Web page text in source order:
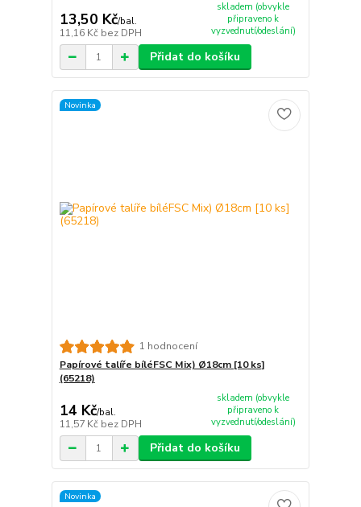
13,50 Kč/bal.
11,16 Kč bez DPH
skladem (obvykle
připraveno k
vyzvednutí/odeslání)
Přidat do košíku
Novinka
1 hodnocení
Papírové talíře bíléFSC Mix) Ø18cm [10 ks]
(65218)
14 Kč/bal.
11,57 Kč bez DPH
skladem (obvykle
připraveno k
vyzvednutí/odeslání)
Přidat do košíku
Novinka